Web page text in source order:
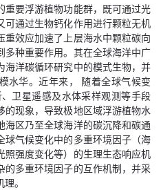
重要浮游植物功能群，既可通过光
可通过生物钙化作用进行颗粒无机
效应加速了上层海水中颗粒碳向
种重要作用。 其在全球海洋中广
海洋碳循环研究中的模式生物，并
水华。近年来， 随着全球气候变
卫星遥感及水体采样观测等手段
现象，导致极地区域浮游植物水
区乃至全球海洋的碳沉降和碳通
球气候变化中的多重环境因子（海
照强度变化等）的生理生态响应机
的多重环境因子的互作机制，并采
。